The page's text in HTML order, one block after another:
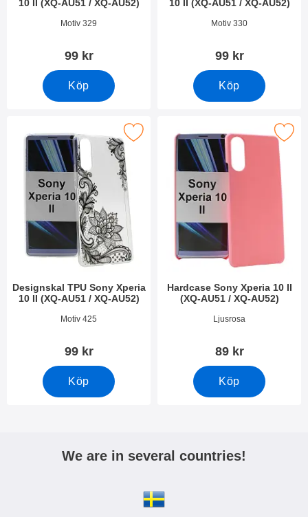
10 II (XQ-AU51 / XQ-AU52)
Art. nr 36555Motiv 329
99 kr
Köp
10 II (XQ-AU51 / XQ-AU52)
Art. nr 36554Motiv 330
99 kr
Köp
Designskal TPU Sony Xperia
10 II (XQ-AU51 / XQ-AU52)
Art. nr 36451Motiv 425
99 kr
Köp
TPU Sony Xperia 10 II (XQ-AU51 / XQ-AU52) som
Hardcase Sony Xperia 10 II
(XQ-AU51 / XQ-AU52)
Art. nr 36422Ljusrosa
89 kr
Köp
Makera hardcase Sony Xperia 10 II
We are in several countries!